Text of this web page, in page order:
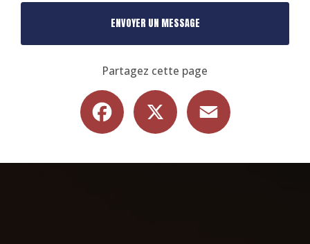
ENVOYER UN MESSAGE
Partagez cette page
Facebook